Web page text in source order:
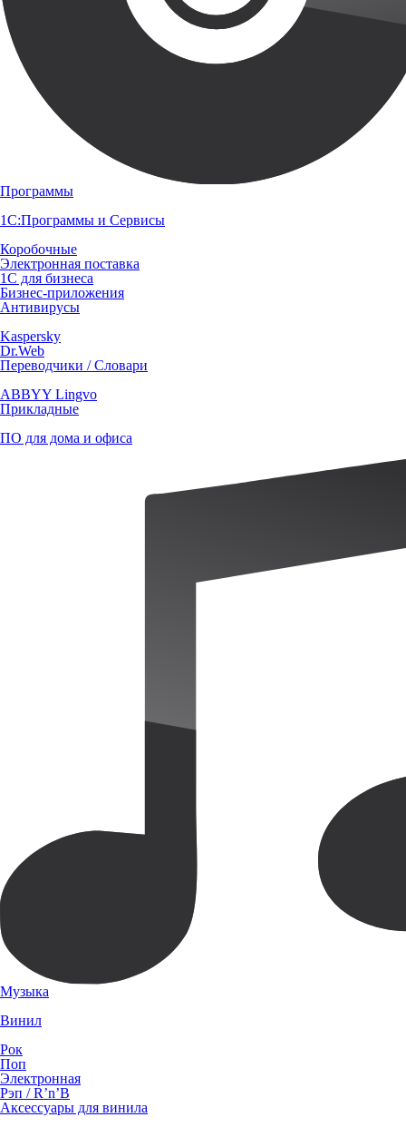
Программы
1С:Программы и Сервисы
Коробочные
Электронная поставка
1С для бизнеса
Бизнес-приложения
Антивирусы
Kaspersky
Dr.Web
Переводчики / Словари
ABBYY Lingvo
Прикладные
ПО для дома и офиса
Музыка
Винил
Рок
Поп
Электронная
Рэп / R’n’B
Аксессуары для винила